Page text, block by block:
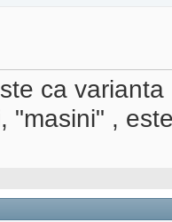
ca
"masini" ,